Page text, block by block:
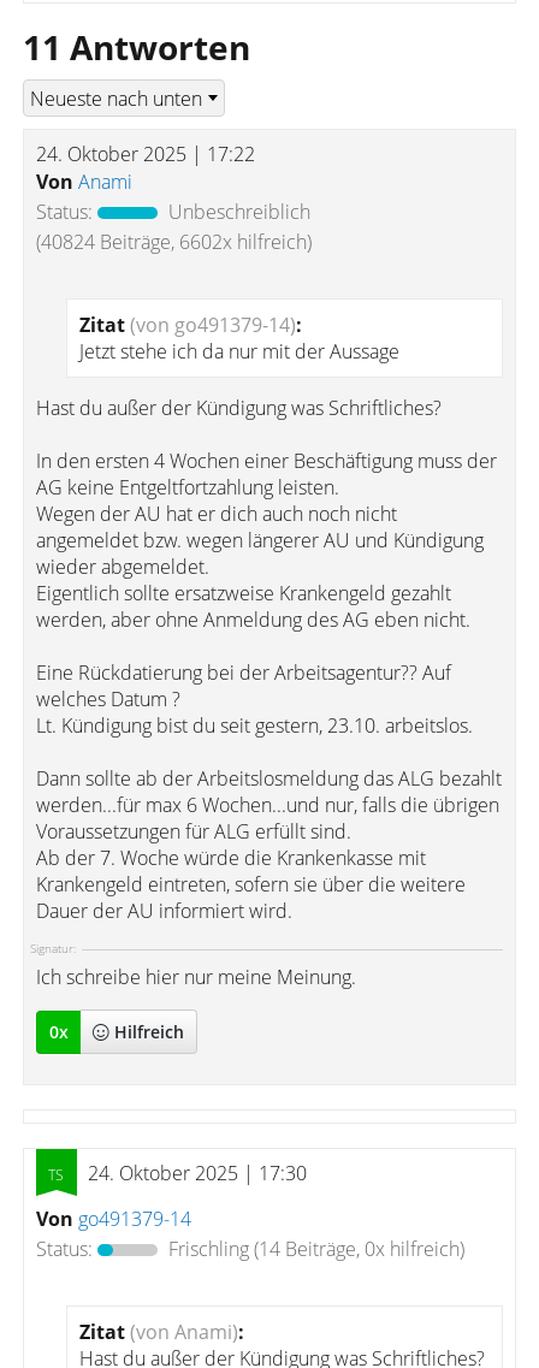
11 Antworten
24. Oktober 2025 | 17:22
Von Anami
Status:
Unbeschreiblich
(40824 Beiträge, 6602x hilfreich)
Zitat(von go491379-14):
Jetzt stehe ich da nur mit der Aussage
Hast du außer der Kündigung was Schriftliches?
In den ersten 4 Wochen einer Beschäftigung muss der
AG keine Entgeltfortzahlung leisten.
Wegen der AU hat er dich auch noch nicht
angemeldet bzw. wegen längerer AU und Kündigung
wieder abgemeldet.
Eigentlich sollte ersatzweise Krankengeld gezahlt
werden, aber ohne Anmeldung des AG eben nicht.
Eine Rückdatierung bei der Arbeitsagentur?? Auf
welches Datum ?
Lt. Kündigung bist du seit gestern, 23.10. arbeitslos.
Dann sollte ab der Arbeitslosmeldung das ALG bezahlt
werden...für max 6 Wochen...und nur, falls die übrigen
Voraussetzungen für ALG erfüllt sind.
Ab der 7. Woche würde die Krankenkasse mit
Krankengeld eintreten, sofern sie über die weitere
Dauer der AU informiert wird.
Signatur:
Ich schreibe hier nur meine Meinung.
0x Hilfreich
24. Oktober 2025 | 17:30
Von go491379-14
Status:
Frischling(14 Beiträge, 0x hilfreich)
Zitat(von Anami):
Hast du außer der Kündigung was Schriftliches?